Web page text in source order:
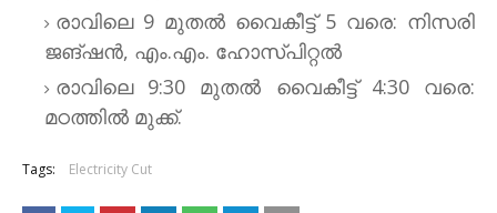
രാവിലെ 9 മുതല്‍ വൈകീട്ട് 5 വരെ: നിസരി
ജങ്ഷന്‍, എം.എം. ഹോസ്​പിറ്റല്‍
രാവിലെ 9:30 മുതല്‍ വൈകീട്ട് 4:30 വരെ:
മഠത്തില്‍ മുക്ക്.
Tags: Electricity Cut